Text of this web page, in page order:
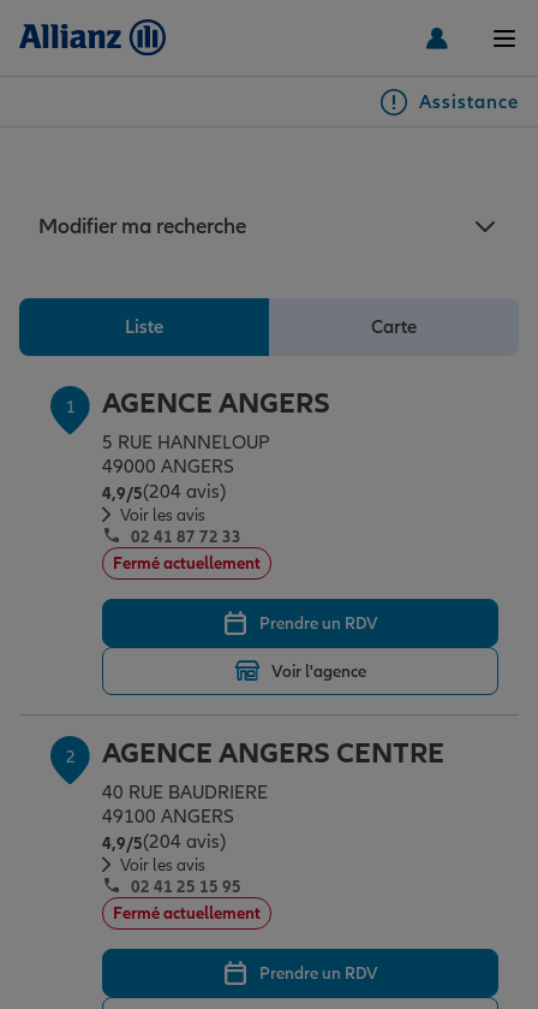
Assistance
Auto
Autres véhicules
Habitation & emprunteur
Équipements habitation
Assurance emprunteur
Santé
Prévoyance et dépendance
Assurance animal de compagnie
Famille Loisirs
Protection de la famille
Protection juridique
Épargne & retraite
Plan épargne retraite
Placements financiers
Investissements immobiliers
Transmission
Vos projets
Déménager
Changer de voiture
Départ à la retraite
Outre-mer
Assurance auto
Assurance habitation
Professionnels
Allianz en France
Modifier ma recherche
Liste Carte
1 AGENCE ANGERS
5 RUE HANNELOUP
49000 ANGERS
4,9/5Note de 4.9 sur 5
(204 avis)
Voir les avis
02 41 87 72 33
Fermé actuellement
Prendre un RDV
Voir l'agence
2 AGENCE ANGERS CENTRE
40 RUE BAUDRIERE
49100 ANGERS
4,9/5Note de 4.9 sur 5
(204 avis)
Voir les avis
02 41 25 15 95
Fermé actuellement
Prendre un RDV